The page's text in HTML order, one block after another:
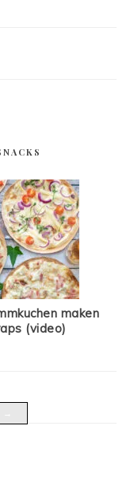
maken
(video)